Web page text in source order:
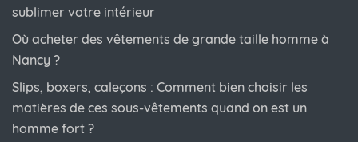
sublimer votre intérieur
Où acheter des vêtements de grande taille homme à
Nancy ?
Slips, boxers, caleçons : Comment bien choisir les
matières de ces sous-vêtements quand on est un
homme fort ?